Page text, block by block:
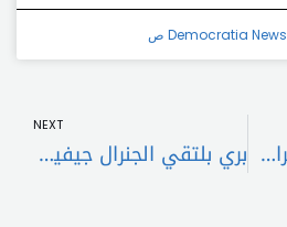
Democratia News
لبنان على حافة الانخراط في النهوض أو تضييع الفرصة؟
NEXT
بري بلتقي الجنرال جيفيرز في حضور السفيرة الأميركية